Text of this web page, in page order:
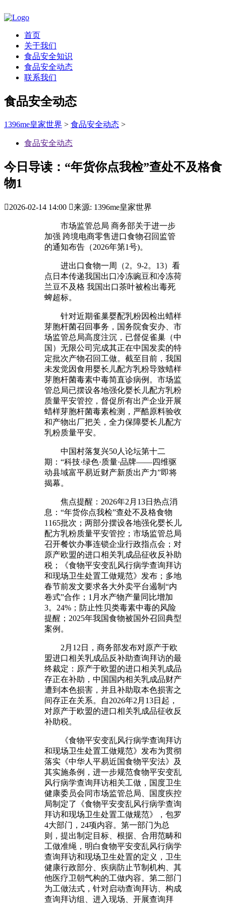
首页
关于我们
食品安全知识
食品安全动态
联系我们
食品安全动态
1396me皇家世界 > 食品安全动态 >
食品安全动态
今日导读：“年货你点我检”查处不及格食
物1
2026-02-14 14:00 来源: 1396me皇家世界
市场监管总局 商务部关于进一步
加强 跨境电商零售进口食物召回监管
的通知布告（2026年第1号)。
进出口食物一周（2。9-2。13）看
点日本传递我国出口冷冻豌豆和冷冻荷
兰豆不及格 我国出口茶叶被检出毒死
蜱超标。
针对近期雀巢婴配乳粉因检出蜡样
芽胞杆菌召回事务，国务院食安办、市
场监管总局高度注沉，已督促雀巢（中
国）无限公司完成其正在中国发卖的特
定批次产物召回工做。截至目前，我国
未发觉因食用婴长儿配方乳粉导致蜡样
芽胞杆菌毒素中毒简直诊病例。市场监
管总局已摆设各地强化婴长儿配方乳粉
质量平安管控，督促所有出产企业开展
蜡样芽胞杆菌毒素检测，严酷原料验收
和产物出厂把关，全力保障婴长儿配方
乳粉质量平安。
中国村落复兴50人论坛第十二
期：“科技·绿色·质量·品牌——四维驱
动县域富平易近财产新质出产力”即将
揭幕。
焦点提醒：2026年2月13日热点消
息：“年货你点我检”查处不及格食物
1165批次；两部分摆设各地强化婴长儿
配方乳粉质量平安管控；市场监管总局
召开餐饮办事连锁企业行政指点会；对
原产欧盟的进口相关乳成品征收反补助
税；《食物平安变乱风行病学查询拜访
和现场卫生处置工做规范》发布；多地
春节前发文要求各大外卖平台遏制“内
卷式”合作；1月水产物产量同比增加
3。24%；防止性贝类毒素中毒的风险
提醒；2025年我国食物被国外召回典型
案例。
2月12日，商务部发布对原产于欧
盟进口相关乳成品反补助查询拜访的最
终裁定：原产于欧盟的进口相关乳成品
存正在补助，中国国内相关乳成品财产
遭到本色损害，并且补助取本色损害之
间存正在关系。自2026年2月13日起，
对原产于欧盟的进口相关乳成品征收反
补助税。
《食物平安变乱风行病学查询拜访
和现场卫生处置工做规范》发布为贯彻
落实《中华人平易近国食物平安法》及
其实施条例，进一步规范食物平安变乱
风行病学查询拜访相关工做，国度卫生
健康委员会同市场监管总局、国度疾控
局制定了《食物平安变乱风行病学查询
拜访和现场卫生处置工做规范》，包罗
4大部门，24项内容。第一部门为总
则，提出制定目标、根据、合用范畴和
工做准绳，明白食物平安变乱风行病学
查询拜访和现场卫生处置的定义，卫生
健康行政部分、疾病防止节制机构、其
他医疗卫朝气构的工做内容。第二部门
为工做法式，针对启动查询拜访、构成
查询拜访组、进入现场、开展查询拜